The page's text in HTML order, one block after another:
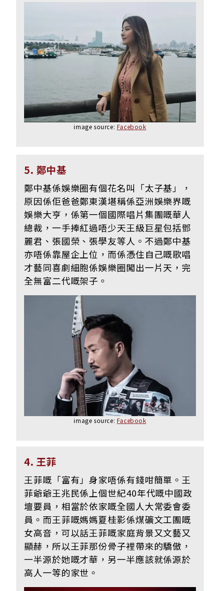
image source: Facebook
5. 鄭中基
鄭中基係娛樂圈有個花名叫「太子基」，
原因係佢爸爸鄭東漢堪稱係亞洲娛樂界嘅
娛樂大亨，係第一個國際唱片集團嘅華人
總裁，一手捧紅過唔少天王級巨星包括鄧
麗君、張國榮、張學友等人。不過鄭中基
亦唔係靠屋企上位，而係憑住自己嘅歌唱
才藝同喜劇細胞係娛樂圈闖出一片天，完
全無富二代嘅架子。
image source: Facebook
4. 王菲
王菲嘅「富有」身家唔係有錢咁簡單。王
菲爺爺王兆民係上個世紀40年代嘅中國政
壇要員，相當於依家嘅全國人大常委會委
員。而王菲嘅媽媽夏桂影係煤礦文工團嘅
女高音，可以話王菲嘅家庭背景又文藝又
顯赫，所以王菲那份骨子裡帶來的驕傲，
一半源於她嘅才華，另一半應該就係源於
高人一等的家世。